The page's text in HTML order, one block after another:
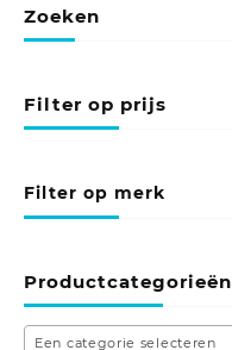
Zoeken
Filter op prijs
Filter op merk
Productcategorieën
Een categorie selecteren